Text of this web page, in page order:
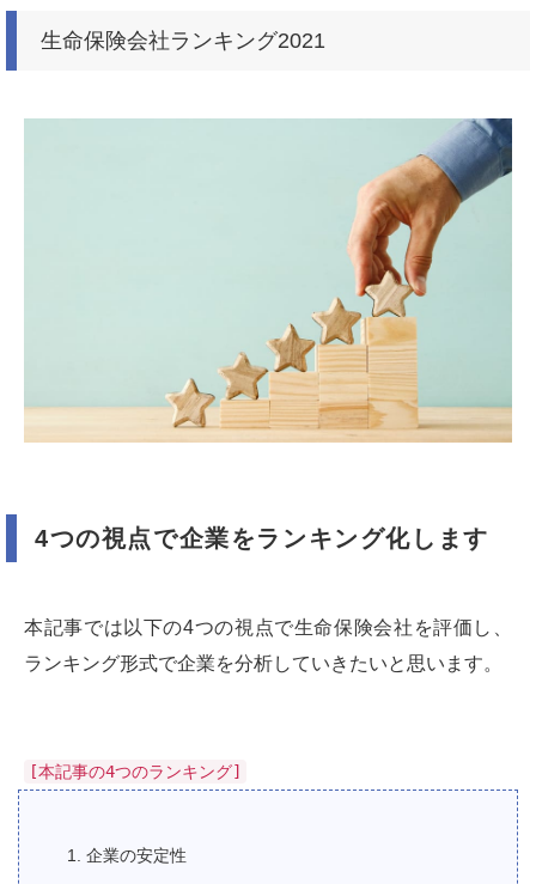
生命保険会社ランキング2021
4つの視点で企業をランキング化します
本記事では以下の4つの視点で生命保険会社を評価し、
ランキング形式で企業を分析していきたいと思います。
[本記事の4つのランキング]
1. 企業の安定性